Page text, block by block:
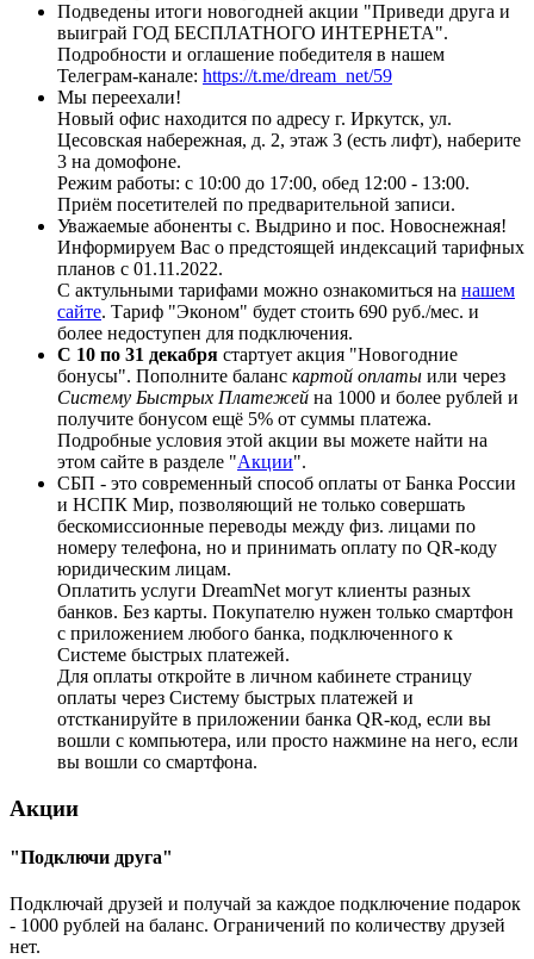
Подведены итоги новогодней акции "Приведи друга и
выиграй ГОД БЕСПЛАТНОГО ИНТЕРНЕТА".
Подробности и оглашение победителя в нашем
Телеграм-канале: https://t.me/dream_net/59
Мы переехали!
Новый офис находится по адресу г. Иркутск, ул.
Цесовская набережная, д. 2, этаж 3 (есть лифт), наберите
3 на домофоне.
Режим работы: с 10:00 до 17:00, обед 12:00 - 13:00.
Приём посетителей по предварительной записи.
Уважаемые абоненты с. Выдрино и пос. Новоснежная!
Информируем Вас о предстоящей индексаций тарифных
планов с 01.11.2022.
С актульными тарифами можно ознакомиться на нашем
сайте. Тариф "Эконом" будет стоить 690 руб./мес. и
более недоступен для подключения.
С 10 по 31 декабря стартует акция "Новогодние
бонусы". Пополните баланс картой оплаты или через
Систему Быстрых Платежей на 1000 и более рублей и
получите бонусом ещё 5% от суммы платежа.
Подробные условия этой акции вы можете найти на
этом сайте в разделе "Акции".
СБП - это современный способ оплаты от Банка России
и НСПК Мир, позволяющий не только совершать
бескомиссионные переводы между физ. лицами по
номеру телефона, но и принимать оплату по QR-коду
юридическим лицам.
Оплатить услуги DreamNet могут клиенты разных
банков. Без карты. Покупателю нужен только смартфон
с приложением любого банка, подключенного к
Системе быстрых платежей.
Для оплаты откройте в личном кабинете страницу
оплаты через Систему быстрых платежей и
отстканируйте в приложении банка QR-код, если вы
вошли с компьютера, или просто нажмине на него, если
вы вошли со смартфона.
Акции
"Подключи друга"
Подключай друзей и получай за каждое подключение подарок
- 1000 рублей на баланс. Ограничений по количеству друзей
нет.